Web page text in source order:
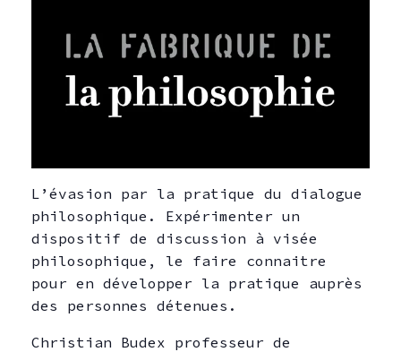
L’évasion par la pratique du dialogue
philosophique. Expérimenter un
dispositif de discussion à visée
philosophique, le faire connaitre
pour en développer la pratique auprès
des personnes détenues.
Christian Budex professeur de